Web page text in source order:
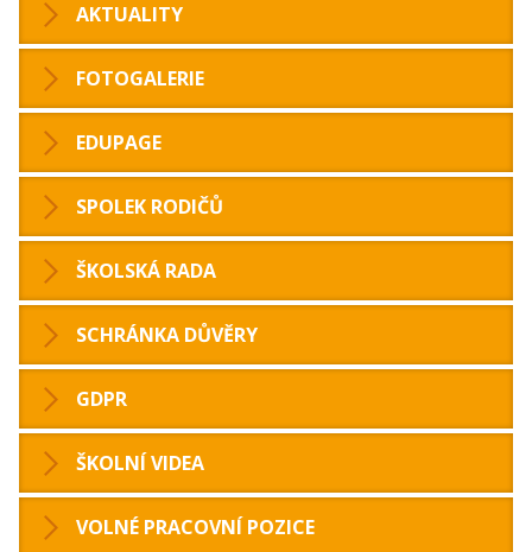
AKTUALITY
FOTOGALERIE
EDUPAGE
SPOLEK RODIČŮ
ŠKOLSKÁ RADA
SCHRÁNKA DŮVĚRY
GDPR
ŠKOLNÍ VIDEA
VOLNÉ PRACOVNÍ POZICE